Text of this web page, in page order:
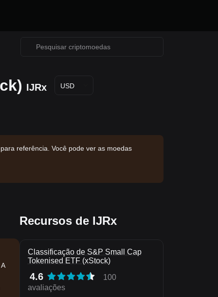
IJRx USD
referência. Você pode ver as moedas
Recursos de IJRx
Classificação de S&P Small Cap
Tokenised ETF (xStock)
4.6
100
avaliações